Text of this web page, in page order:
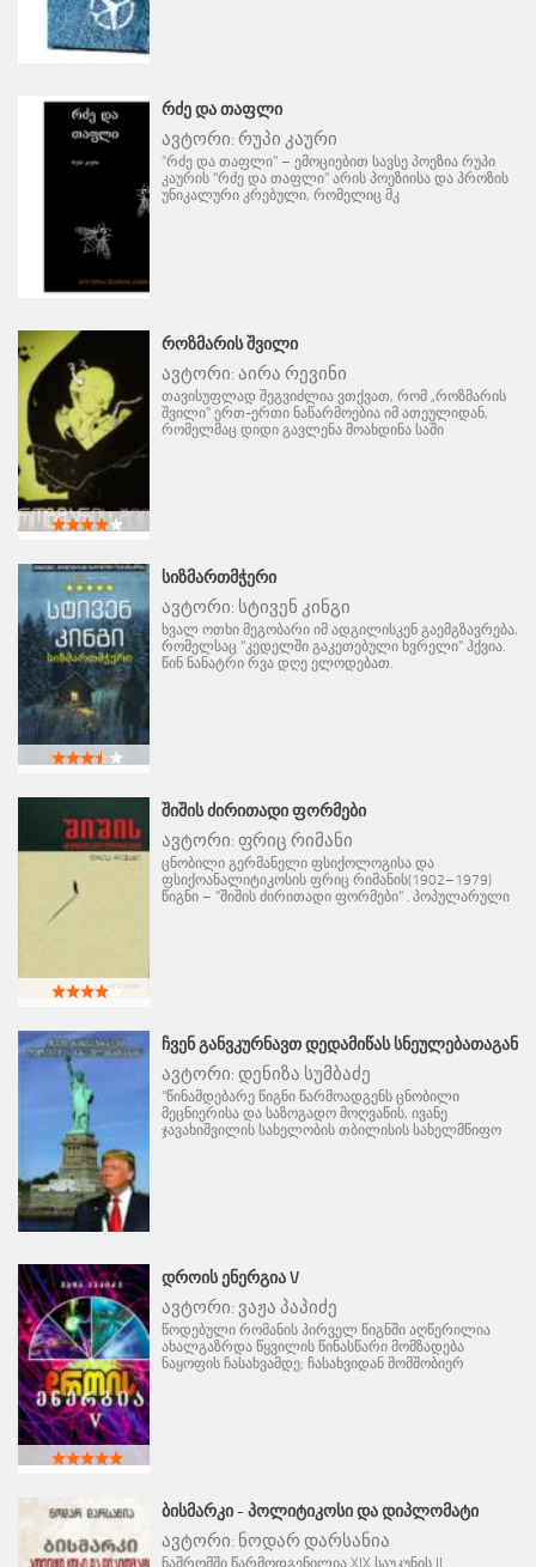
ᲠᲫᲔ ᲓᲐ ᲗᲐᲤᲚᲘ
ავტორი: რუპი კაური
"რძე და თაფლი" – ემოციებით სავსე პოეზია რუპი
კაურის "რძე და თაფლი" არის პოეზიისა და პროზის
უნიკალური კრებული, რომელიც მკ
ᲠᲝᲖᲛᲐᲠᲘᲡ ᲨᲕᲘᲚᲘ
ავტორი: აირა რევინი
თავისუფლად შეგვიძლია ვთქვათ, რომ „როზმარის
შვილი" ერთ-ერთი ნაწარმოებია იმ ათეულიდან,
რომელმაც დიდი გავლენა მოახდინა საში
ᲡᲘᲖᲛᲐᲠᲗᲛᲭᲔᲠᲘ
ავტორი: სტივენ კინგი
ხვალ ოთხი მეგობარი იმ ადგილისკენ გაემგზავრება,
რომელსაც "კედელში გაკეთებული ხვრელი" ჰქვია.
წინ ნანატრი რვა დღე ელოდებათ.
ᲨᲘᲨᲘᲡ ᲫᲘᲠᲘᲗᲐᲓᲘ ᲤᲝᲠᲛᲔᲑᲘ
ავტორი: ფრიც რიმანი
ცნობილი გერმანელი ფსიქოლოგისა და
ფსიქოანალიტიკოსის ფრიც რიმანის(1902–1979)
წიგნი – "შიშის ძირითადი ფორმები" . პოპულარული
ᲩᲕᲔᲜ ᲒᲐᲜᲕᲙᲣᲠᲜᲐᲕᲗ ᲓᲔᲓᲐᲛᲘᲬᲐᲡ ᲡᲜᲔᲣᲚᲔᲑᲐᲗᲐᲒᲐᲜ
ავტორი: დენიზა სუმბაძე
"წინამდებარე წიგნი წარმოადგენს ცნობილი
მეცნიერისა და საზოგადო მოღვაწის, ივანე
ჯავახიშვილის სახელობის თბილისის სახელმწიფო
ᲓᲠᲝᲘᲡ ᲔᲜᲔᲠᲒᲘᲐ V
ავტორი: ვაჟა პაპიძე
წოდებული რომანის პირველ წიგნში აღწერილია
ახალგაზრდა წყვილის წინასწარი მომზადება
ნაყოფის ჩასახვამდე; ჩასახვიდან მომშობიერ
ᲑᲘᲡᲛᲐᲠᲙᲘ - ᲞᲝᲚᲘᲢᲘᲙᲝᲡᲘ ᲓᲐ ᲓᲘᲞᲚᲝᲛᲐᲢᲘ
ავტორი: ნოდარ დარსანია